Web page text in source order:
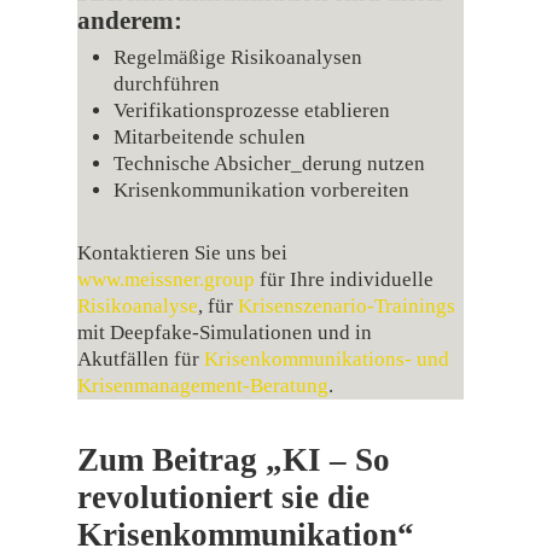
anderem:
Regelmäßige Risikoanalysen
durchführen
Verifikationsprozesse etablieren
Mitarbeitende schulen
Technische Absicher_derung nutzen
Krisenkommunikation vorbereiten
Kontaktieren Sie uns bei
www.meissner.group für Ihre individuelle
Risikoanalyse, fürKrisenszenario‑Trainings
mit Deepfake‑Simulationen und in
Akutfällen fürKrisenkommunikations‑ und
Krisenmanagement‑Beratung.
Zum Beitrag „KI – So
revolutioniert sie die
Krisenkommunikation“